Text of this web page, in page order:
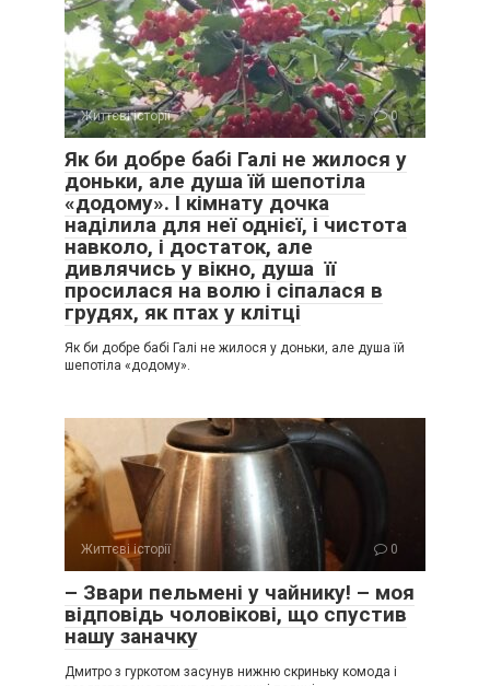
Життєві історії 0
Як би добре бабі Галі не жилося у
доньки, але душа їй шепотіла
«додому». І кімнату дочка
наділила для неї однієї, і чистота
навколо, і достаток, але
дивлячись у вікно, душа її
просилася на волю і сіпалася в
грудях, як птах у клітці
Як би добре бабі Галі не жилося у доньки, але душа їй
шепотіла «додому».
Життєві історії 0
– Звари пельмені у чайнику! – моя
відповідь чоловікові, що спустив
нашу заначку
Дмитро з гуркотом засунув нижню скриньку комода і